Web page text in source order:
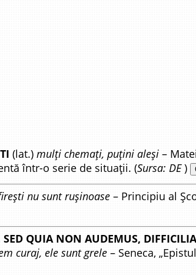
(lat.) mulți chemați, puțini aleși –
într-o serie de situații. (Sursa: DE)
nu sunt rușinoase – Principiu al
QUIA NON AUDEMUS,
curaj, ele sunt grele – Seneca,